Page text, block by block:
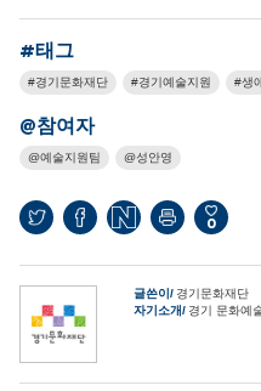
#태그
경기문화재단 경기예술지원 생
@참여자
예술지원팀 성안영
0
글쓴이
경기문화재단
자기소개
경기 문화예